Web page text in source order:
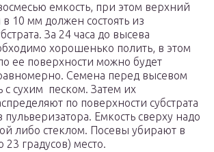
емкость, при этом верхний
10 мм должен состоять из
За 24 часа до высева
хорошенько полить, в этом
ее поверхности можно будет
Семена перед высевом
с сухим песком. Затем их
по поверхности субстрата
Емкость сверху надо
либо стеклом. Посевы убирают в
23 градусов) место.